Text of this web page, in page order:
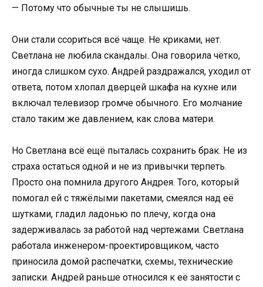
— Потому что обычные ты не слышишь.
Они стали ссориться всё чаще. Не криками, нет.
Светлана не любила скандалы. Она говорила чётко,
иногда слишком сухо. Андрей раздражался, уходил от
ответа, потом хлопал дверцей шкафа на кухне или
включал телевизор громче обычного. Его молчание
стало таким же давлением, как слова матери.
Но Светлана всё ещё пыталась сохранить брак. Не из
страха остаться одной и не из привычки терпеть.
Просто она помнила другого Андрея. Того, который
помогал ей с тяжёлыми пакетами, смеялся над её
шутками, гладил ладонью по плечу, когда она
задерживалась за работой над чертежами. Светлана
работала инженером-проектировщиком, часто
приносила домой распечатки, схемы, технические
записки. Андрей раньше относился к её занятости с